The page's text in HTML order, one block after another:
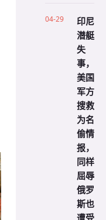
04-29
印尼
潜艇
失
事，
美国
军方
搜救
为名
偷情
报，
同样
屈辱
俄罗
斯也